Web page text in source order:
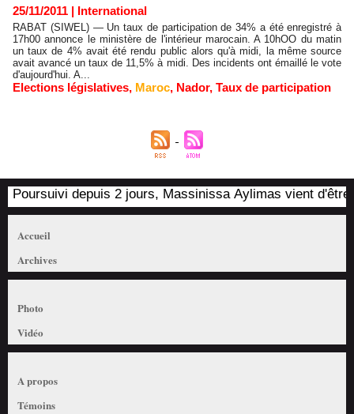
25/11/2011 | International
RABAT (SIWEL) — Un taux de participation de 34% a été enregistré à
17h00 annonce le ministère de l'intérieur marocain. A 10hOO du matin
un taux de 4% avait été rendu public alors qu'à midi, la même source
avait avancé un taux de 11,5% à midi. Des incidents ont émaillé le vote
d'aujourd'hui. A...
Elections législatives, Maroc, Nador, Taux de participation
Poursuivi depuis 2 jours, Massinissa Aylimas vient
Accueil
Archives
Photo
Vidéo
A propos
Témoins